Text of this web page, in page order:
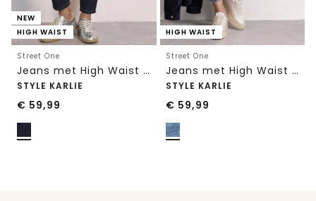
NEW
HIGH WAIST
Street One
Jeans met High Waist en wijd uitlopende pijpen in een Loose Fit-pasvorm
STYLE KARLIE
€ 59,99
HIGH WAIST
Street One
Jeans met High Waist en wijd uitlopende pijpen in een Loose Fit pasvorm
STYLE KARLIE
€ 59,99